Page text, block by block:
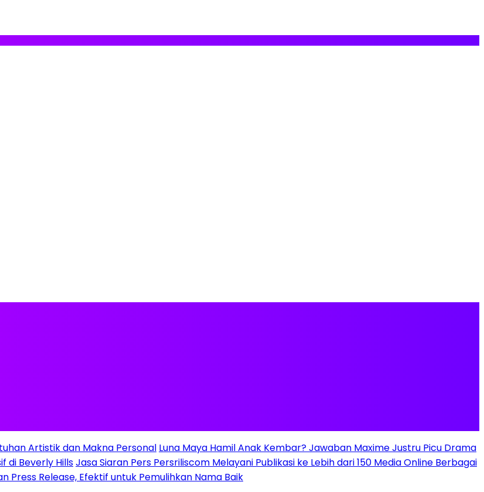
Artistik dan Makna Personal Luna Maya Hamil Anak Kembar? Jawaban Maxime Justru Picu Drama
di Beverly HillsJasa Siaran Pers Persriliscom Melayani Publikasi ke Lebih dari 150 Media Online Berbagai
Press Release, Efektif untuk Pemulihkan Nama Baik